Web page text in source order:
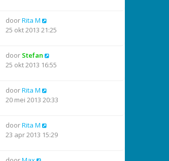
doorRita M
25 okt 2013 21:25
door Stefan
25 okt 2013 16:55
doorRita M
20 mei 2013 20:33
doorRita M
23 apr 2013 15:29